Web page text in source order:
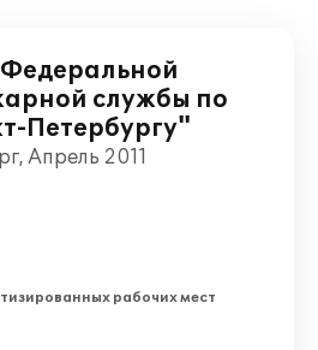
службы по
Петербургу"
Апрель 2011
рабочих мест